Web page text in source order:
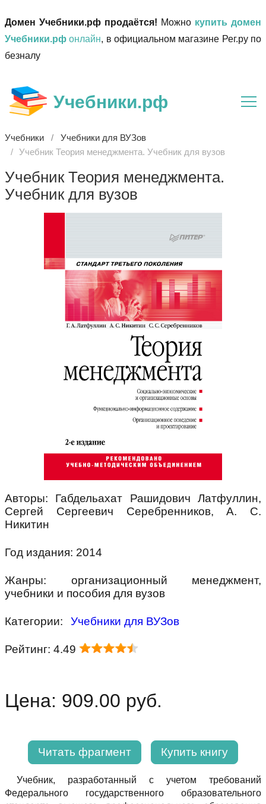
Домен Учебники.рф продаётся! Можно купить домен
Учебники.рф онлайн, в официальном магазине Рег.ру по
безналу
Учебники.рф
Учебники
Учебники для ВУЗов
Учебник Теория менеджмента. Учебник для вузов
Учебник Теория менеджмента.
Учебник для вузов
Авторы: Габдельахат Рашидович Латфуллин,
Сергей Сергеевич Серебренников, А. С.
Никитин
Год издания: 2014
Жанры: организационный менеджмент,
учебники и пособия для вузов
Категории: Учебники для ВУЗов
Рейтинг: 4.49
Цена: 909.00 руб.
Читать фрагмент Купить книгу
Учебник, разработанный с учетом требований
Федерального государственного образовательного